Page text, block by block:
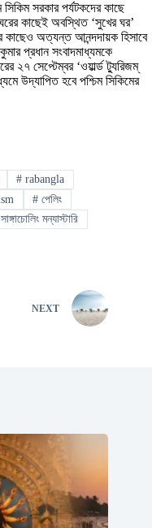
সরকার পর্যটকদের কাছে
কাছেই অবস্থিত ‘সুখের ঘর’
কাছেও অত্যন্ত আনন্দদায়ক হিসাবে
প্রধান সংবাদমাধ্যমকে
২৭ সেপ্টেম্বর ‘ওয়ার্ল্ড ট্যুরিজম্‌
উদ্‌যাপিত হবে পশ্চিম সিকিমের
# rabangla
# পেলিং
সাঙ্গাচোলিং মন্যাস্টারি
NEXT